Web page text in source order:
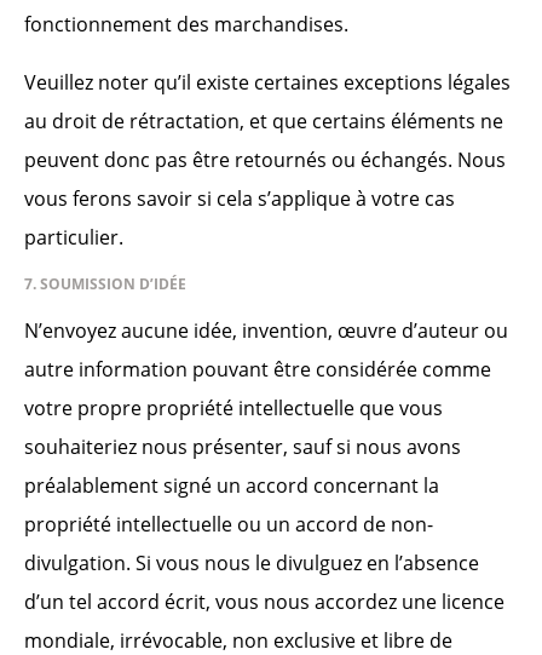
fonctionnement des marchandises.
Veuillez noter qu’il existe certaines exceptions légales
au droit de rétractation, et que certains éléments ne
peuvent donc pas être retournés ou échangés. Nous
vous ferons savoir si cela s’applique à votre cas
particulier.
7. SOUMISSION D’IDÉE
N’envoyez aucune idée, invention, œuvre d’auteur ou
autre information pouvant être considérée comme
votre propre propriété intellectuelle que vous
souhaiteriez nous présenter, sauf si nous avons
préalablement signé un accord concernant la
propriété intellectuelle ou un accord de non-
divulgation. Si vous nous le divulguez en l’absence
d’un tel accord écrit, vous nous accordez une licence
mondiale, irrévocable, non exclusive et libre de